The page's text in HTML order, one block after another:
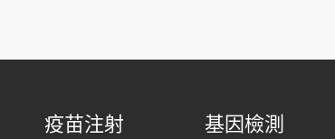
疫苗注射 基因檢測